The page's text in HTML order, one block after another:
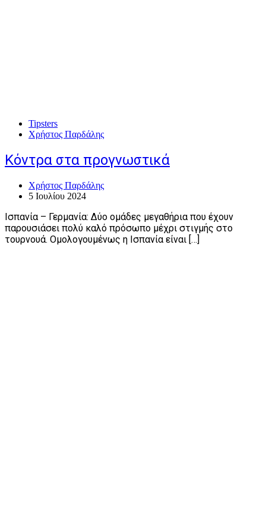
Tipsters
Χρήστος Παρδάλης
Κόντρα στα προγνωστικά
Χρήστος Παρδάλης
5 Ιουλίου 2024
Ισπανία – Γερμανία: Δύο ομάδες μεγαθήρια που έχουν
παρουσιάσει πολύ καλό πρόσωπο μέχρι στιγμής στο
τουρνουά. Ομολογουμένως η Ισπανία είναι […]